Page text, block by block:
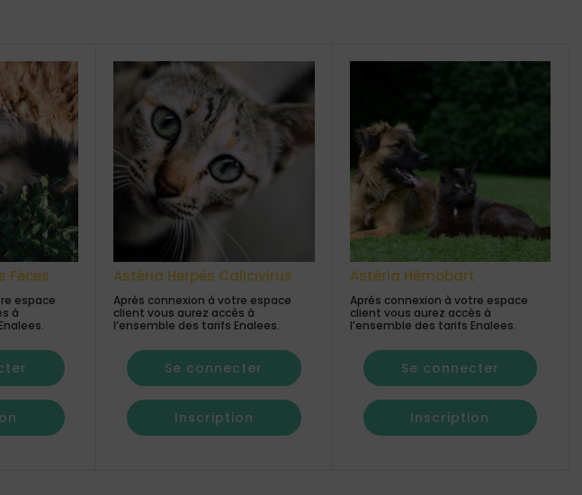
Fèces
espace
à
Astéria Herpès Calicivirus
Après connexion à votre espace
client vous aurez accès à
l’ensemble des tarifs Enalees.
Se connecter
Inscription
Astéria Hémobart
Après connexion à votre espace
client vous aurez accès à
l’ensemble des tarifs Enalees.
Se connecter
Inscription